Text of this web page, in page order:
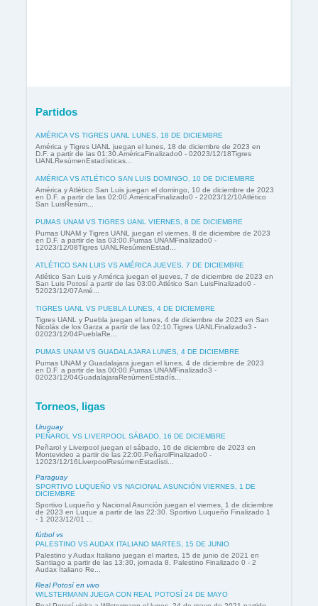
Partidos
AMÉRICA VS TIGRES UANL LUNES, 18 DE DICIEMBRE
América y Tigres UANL juegan el lunes, 18 de diciembre de 2023 en
D.F. a partir de las 01:30.AméricaFinalizado0 - 02023/12/18Tigres
UANLResúmenEstadísticas...
AMÉRICA VS ATLÉTICO SAN LUIS DOMINGO, 10 DE DICIEMBRE
América y Atlético San Luis juegan el domingo, 10 de diciembre de 2023
en D.F. a partir de las 02:00.AméricaFinalizado0 - 22023/12/10Atlético
San LuisResúm...
PUMAS UNAM VS TIGRES UANL VIERNES, 8 DE DICIEMBRE
Pumas UNAM y Tigres UANL juegan el viernes, 8 de diciembre de 2023
en D.F. a partir de las 03:00.Pumas UNAMFinalizado0 -
12023/12/08Tigres UANLResúmenEstad...
ATLÉTICO SAN LUIS VS AMÉRICA JUEVES, 7 DE DICIEMBRE
Atlético San Luis y América juegan el jueves, 7 de diciembre de 2023 en
San Luis Potosí a partir de las 03:00.Atlético San LuisFinalizado0 -
52023/12/07Amé...
TIGRES UANL VS PUEBLA LUNES, 4 DE DICIEMBRE
Tigres UANL y Puebla juegan el lunes, 4 de diciembre de 2023 en San
Nicolás de los Garza a partir de las 02:10.Tigres UANLFinalizado3 -
02023/12/04PueblaRe...
PUMAS UNAM VS GUADALAJARA LUNES, 4 DE DICIEMBRE
Pumas UNAM y Guadalajara juegan el lunes, 4 de diciembre de 2023
en D.F. a partir de las 00:00.Pumas UNAMFinalizado3 -
02023/12/04GuadalajaraResúmenEstadís...
Torneos, ligas
Uruguay
PEÑAROL VS LIVERPOOL SÁBADO, 16 DE DICIEMBRE
Peñarol y Liverpool juegan el sábado, 16 de diciembre de 2023 en
Montevideo a partir de las 22:00.PeñarolFinalizado0 -
12023/12/16LiverpoolResúmenEstadísti...
Paraguay
SPORTIVO LUQUEÑO VS NACIONAL ASUNCIÓN VIERNES, 1 DE
DICIEMBRE
Sportivo Luqueño y Nacional Asunción juegan el viernes, 1 de diciembre
de 2023 en Luque a partir de las 22:30. Sportivo Luqueño Finalizado 1
- 1 2023/12/01 ...
fútbol vs
PALESTINO VS AUDAX ITALIANO MARTES, 15 DE JUNIO
Palestino y Audax Italiano juegan el martes, 15 de junio de 2021 en
Santiago a partir de las 13:30, jornada 8. Palestino Finalizado 0 - 2
Audax Italiano Re...
Real Potosí en vivo
WILSTERMANN JUEGA CON REAL POTOSÍ 24 DE MAYO